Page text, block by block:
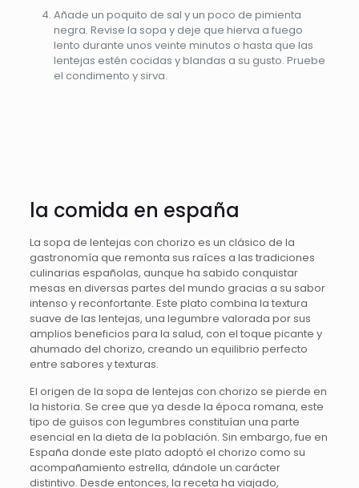
Añade un poquito de sal y un poco de pimienta
negra. Revise la sopa y deje que hierva a fuego
lento durante unos veinte minutos o hasta que las
lentejas estén cocidas y blandas a su gusto. Pruebe
el condimento y sirva.
la comida en españa
La sopa de lentejas con chorizo es un clásico de la
gastronomía que remonta sus raíces a las tradiciones
culinarias españolas, aunque ha sabido conquistar
mesas en diversas partes del mundo gracias a su sabor
intenso y reconfortante. Este plato combina la textura
suave de las lentejas, una legumbre valorada por sus
amplios beneficios para la salud, con el toque picante y
ahumado del chorizo, creando un equilibrio perfecto
entre sabores y texturas.
El origen de la sopa de lentejas con chorizo se pierde en
la historia. Se cree que ya desde la época romana, este
tipo de guisos con legumbres constituían una parte
esencial en la dieta de la población. Sin embargo, fue en
España donde este plato adoptó el chorizo como su
acompañamiento estrella, dándole un carácter
distintivo. Desde entonces, la receta ha viajado,